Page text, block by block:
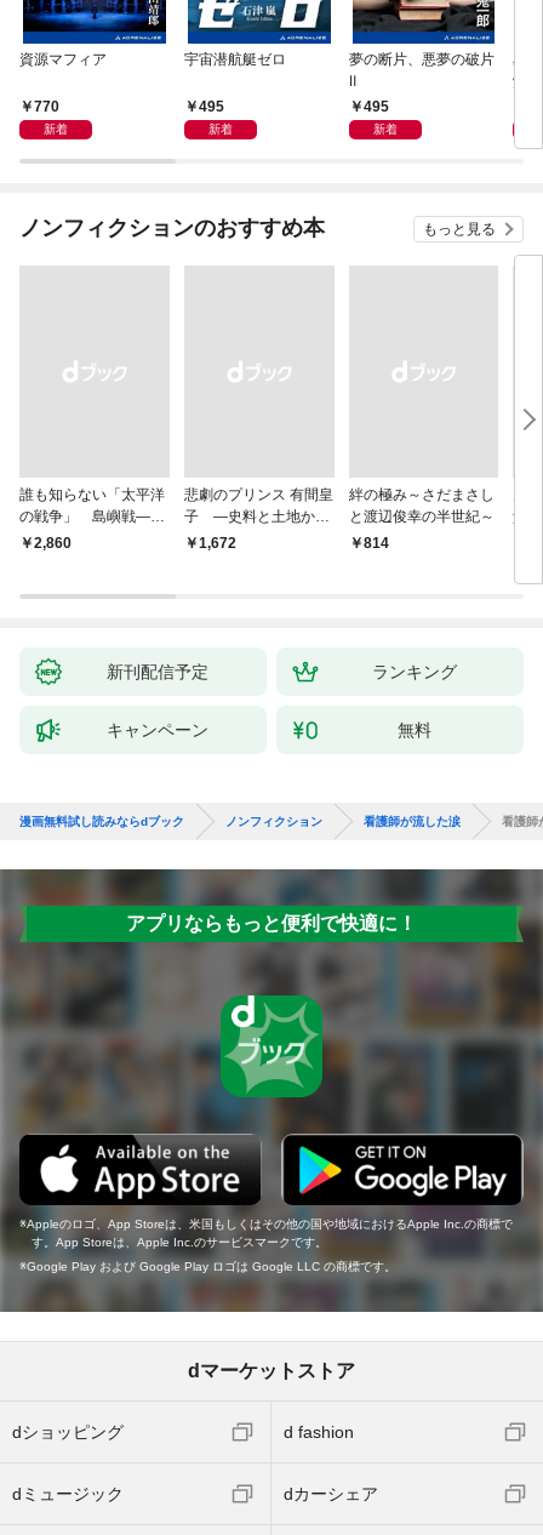
資源マフィア
770
新着
宇宙潜航艇ゼロ
495
新着
夢の断片、悪夢の破片
Ⅱ
495
新着
星
覚
ノンフィクションのおすすめ本 もっと見る
誰も知らない「太平洋
の戦争」 島嶼戦――
マッカーサーとの激闘
￥2,860
悲劇のプリンス 有間皇
子 ―史料と土地から
読み直す十九年の生涯
￥1,672
絆の極み～さだまさし
と渡辺俊幸の半世紀～
￥814
父
新刊配信予定 ランキング
キャンペーン 無料
漫画無料試し読みならdブック ノンフィクション 看護師が流した涙 看護師
アプリならもっと便利で快適に！
Appleのロゴ、App Storeは、米国もしくはその他の国や地域におけるApple Inc.の商標で
す。App Storeは、Apple Inc.のサービスマークです。
Google Play および Google Play ロゴは Google LLC の商標です。
dマーケットストア
dショッピング d fashion
dミュージック dカーシェア